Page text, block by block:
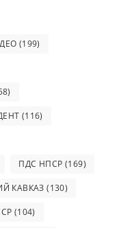
(199)
(116)
ПДС НПСР (169)
КАВКАЗ (130)
(104)